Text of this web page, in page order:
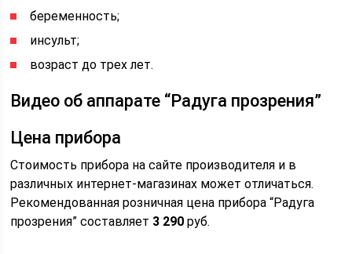
беременность;
инсульт;
возраст до трех лет.
Видео об аппарате “Радуга прозрения”
Цена прибора
Стоимость прибора на сайте производителя и в
различных интернет-магазинах может отличаться.
Рекомендованная розничная цена прибора “Радуга
прозрения” составляет 3 290 руб.